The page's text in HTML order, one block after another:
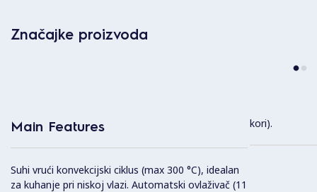
Značajke proizvoda
Main Features
Suhi vrući konvekcijski ciklus (max 300 °C), idealan
za kuhanje pri niskoj vlazi. Automatski ovlaživač (11
kori).